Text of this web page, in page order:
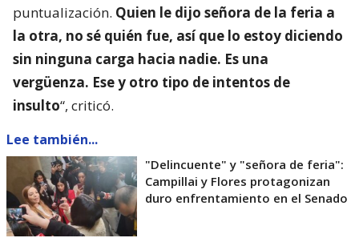
puntualización. Quien le dijo señora de la feria a
la otra, no sé quién fue, así que lo estoy diciendo
sin ninguna carga hacia nadie. Es una
vergüenza. Ese y otro tipo de intentos de
insulto“, criticó.
Lee también...
"Delincuente" y "señora de feria":
Campillai y Flores protagonizan
duro enfrentamiento en el Senado